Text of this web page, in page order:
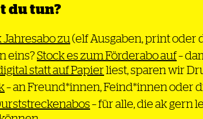
Russland in
will, hat
auf
– und auch
du tun?
zu(elf Ausgaben, print oder
eins?Stock es zum Förderabo auf–
statt auf Papierliest, sparen wir
– an Freund*innen, Feind*innen oder
– für alle, die ak gern